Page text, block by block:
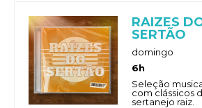
RAIZES
SERTÃO
domingo
6h
Seleção
com clássicos
sertanejo raiz.